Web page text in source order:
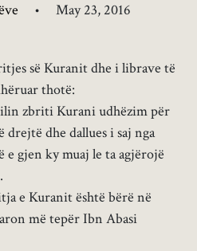
• May 23, 2016
së Kuranit dhe i librave të
thotë:
zbriti Kurani udhëzim për
drejtë dhe dallues i saj nga
e gjen ky muaj le ta agjërojë
e Kuranit është bërë në
më tepër Ibn Abasi